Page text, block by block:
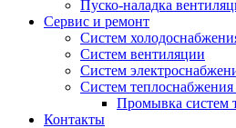
Пуско-наладка
Сервис и ремонт
Систем
Систем вентиляции
Систем
Систем
Промывка систем
Контакты